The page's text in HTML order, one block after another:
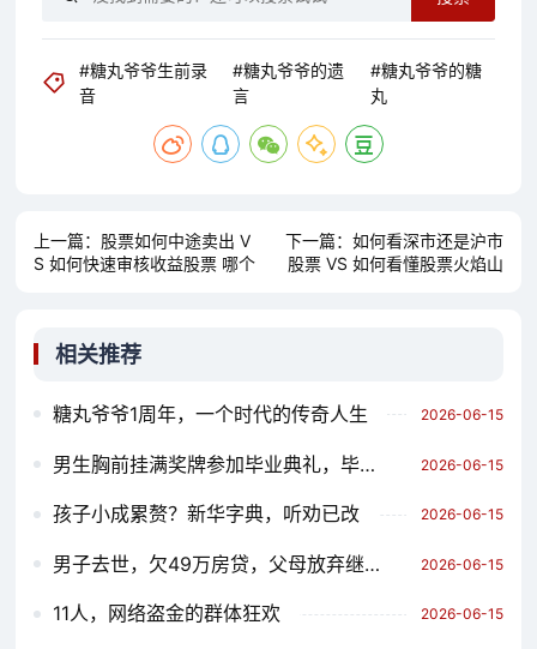
#糖丸爷爷生前录
音
#糖丸爷爷的遗
言
#糖丸爷爷的糖
丸
上一篇： 股票如何中途卖出 V
S 如何快速审核收益股票 哪个
下一篇：如何看深市还是沪市
股票 VS 如何看懂股票火焰山
相关推荐
糖丸爷爷1周年，一个时代的传奇人生 2026-06-15
男生胸前挂满奖牌参加毕业典礼，毕业典礼的特别时刻 2026-06-15
孩子小成累赘？新华字典，听劝已改 2026-06-15
男子去世，欠49万房贷，父母放弃继承，家庭经济困境的多重挑战 2026-06-15
11人，网络盗金的群体狂欢 2026-06-15